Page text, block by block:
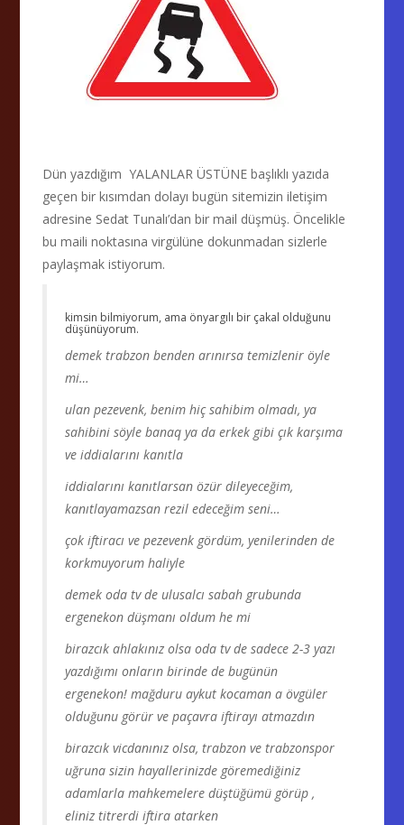
Dün yazdığım YALANLAR ÜSTÜNE başlıklı yazıda
geçen bir kısımdan dolayı bugün sitemizin iletişim
adresine Sedat Tunalı’dan bir mail düşmüş. Öncelikle
bu maili noktasına virgülüne dokunmadan sizlerle
paylaşmak istiyorum.
kimsin bilmiyorum, ama önyargılı bir çakal olduğunu
düşünüyorum.
demek trabzon benden arınırsa temizlenir öyle
mi…
ulan pezevenk, benim hiç sahibim olmadı, ya
sahibini söyle banaq ya da erkek gibi çık karşıma
ve iddialarını kanıtla
iddialarını kanıtlarsan özür dileyeceğim,
kanıtlayamazsan rezil edeceğim seni…
çok iftiracı ve pezevenk gördüm, yenilerinden de
korkmuyorum haliyle
demek oda tv de ulusalcı sabah grubunda
ergenekon düşmanı oldum he mi
birazcık ahlakınız olsa oda tv de sadece 2-3 yazı
yazdığımı onların birinde de bugünün
ergenekon! mağduru aykut kocaman a övgüler
olduğunu görür ve paçavra iftirayı atmazdın
birazcık vicdanınız olsa, trabzon ve trabzonspor
uğruna sizin hayallerinizde göremediğiniz
adamlarla mahkemelere düştüğümü görüp ,
eliniz titrerdi iftira atarken